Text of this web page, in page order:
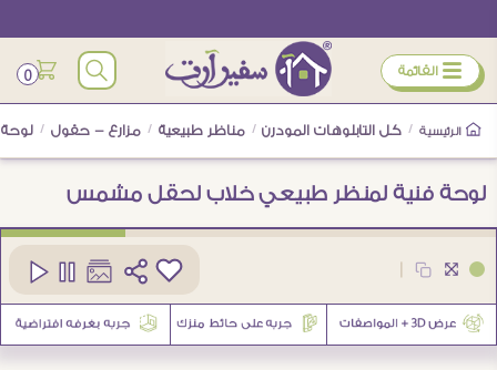
ÿ القائمة 0
الرئيسية / كل التابلوهات المودرن / مناظر طبيعية / مزارع - حقول /
لوحة فنية لمنظر طبيعي خلاب لحقل مشمس
كود